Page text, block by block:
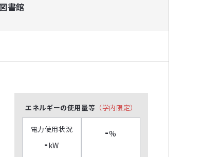
図書館
エネルギーの使用量等 （学内限定）
電力使用状況
-kW
-%